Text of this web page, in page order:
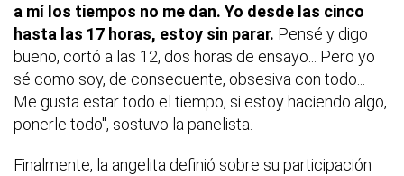
a mí los tiempos no me dan. Yo desde las cinco
hasta las 17 horas, estoy sin parar. Pensé y digo
bueno, cortó a las 12, dos horas de ensayo... Pero yo
sé como soy, de consecuente, obsesiva con todo...
Me gusta estar todo el tiempo, si estoy haciendo algo,
ponerle todo", sostuvo la panelista.
Finalmente, la angelita definió sobre su participación